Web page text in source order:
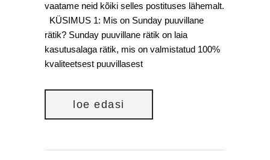
vaatame neid kõiki selles postituses lähemalt.
KÜSIMUS 1: Mis on Sunday puuvillane
rätik? Sunday puuvillane rätik on laia
kasutusalaga rätik, mis on valmistatud 100%
kvaliteetsest puuvillasest
loe edasi